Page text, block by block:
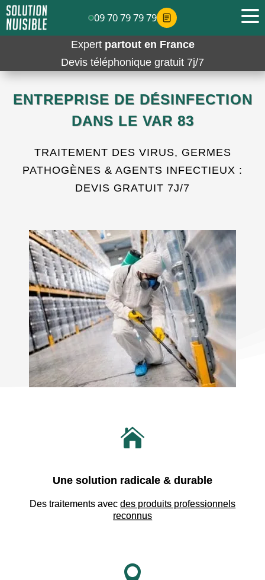
Expert partout en France
Devis téléphonique gratuit 7j/7
ENTREPRISE DE DÉSINFECTION
DANS LE VAR 83
TRAITEMENT DES VIRUS, GERMES
PATHOGÈNES & AGENTS INFECTIEUX :
DEVIS GRATUIT 7J/7

Une solution radicale & durable
Des traitements avec des produits professionnels
reconnus

09 70 79 79 79